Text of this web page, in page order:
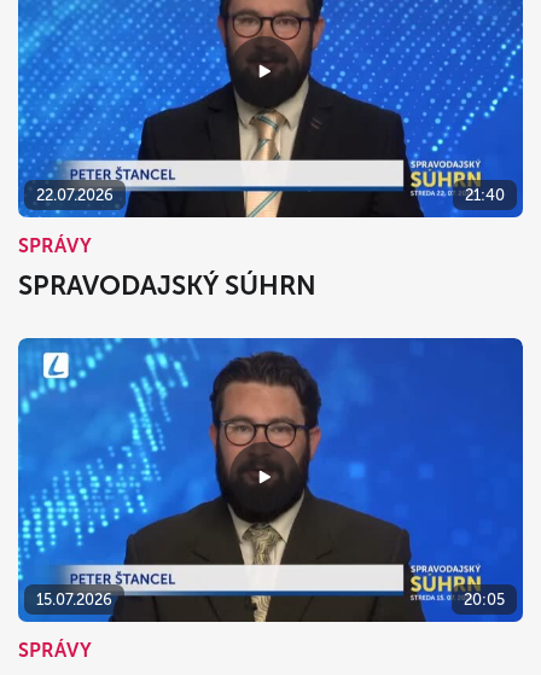
22.07.2026 21:40
SPRÁVY
SPRAVODAJSKÝ SÚHRN
15.07.2026 20:05
SPRÁVY